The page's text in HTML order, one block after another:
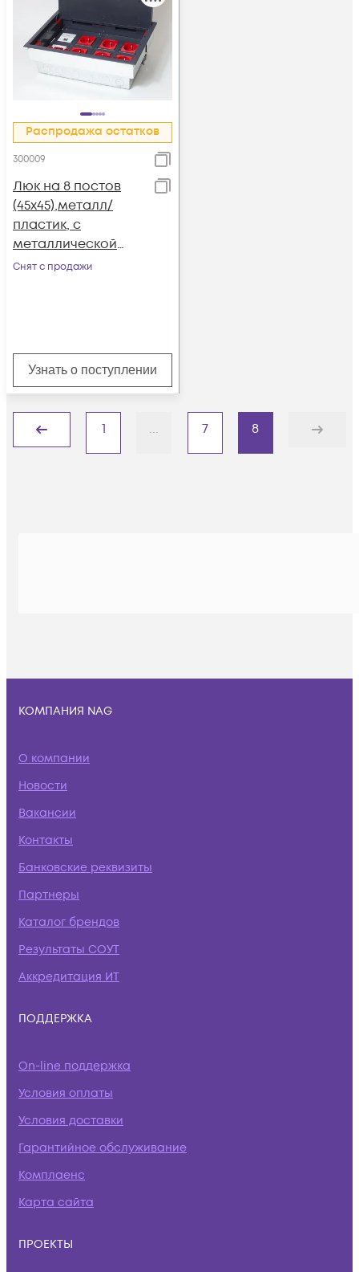
Распродажа остатков
300009
Люк на 8 постов
(45х45),металл/
пластик, с
металлической
коробкой, IP40
Снят с продажи
Узнать о поступлении
Назад
1 ... 7 8
Дальше
КОМПАНИЯ NAG
О компании
Новости
Вакансии
Контакты
Банковские реквизиты
Партнеры
Каталог брендов
Результаты СОУТ
Аккредитация ИТ
ПОДДЕРЖКА
On-line поддержка
Условия оплаты
Условия доставки
Гарантийное обслуживание
Комплаенс
Карта сайта
ПРОЕКТЫ